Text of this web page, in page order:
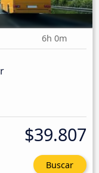
6h 0m
$39.807
Buscar